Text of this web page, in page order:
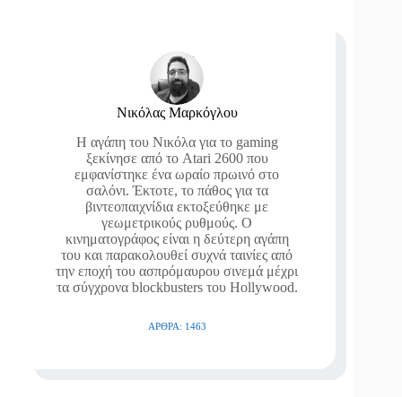
Νικόλας Μαρκόγλου
Η αγάπη του Νικόλα για το gaming
ξεκίνησε από το Atari 2600 που
εμφανίστηκε ένα ωραίο πρωινό στο
σαλόνι. Έκτοτε, το πάθος για τα
βιντεοπαιχνίδια εκτοξεύθηκε με
γεωμετρικούς ρυθμούς. Ο
κινηματογράφος είναι η δεύτερη αγάπη
του και παρακολουθεί συχνά ταινίες από
την εποχή του ασπρόμαυρου σινεμά μέχρι
τα σύγχρονα blockbusters του Hollywood.
ΆΡΘΡΑ: 1463